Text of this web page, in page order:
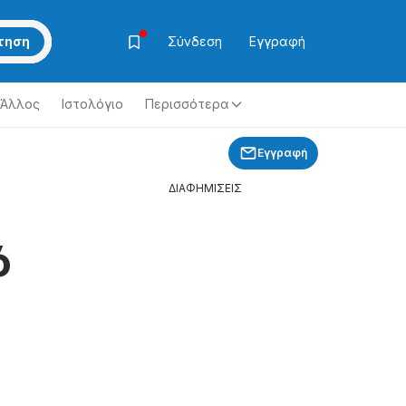
Σύνδεση Εγγραφή
Άλλος Ιστολόγιο Περισσότερα
Εγγραφή
ΔΙΑΦΗΜΙΣΕΙΣ